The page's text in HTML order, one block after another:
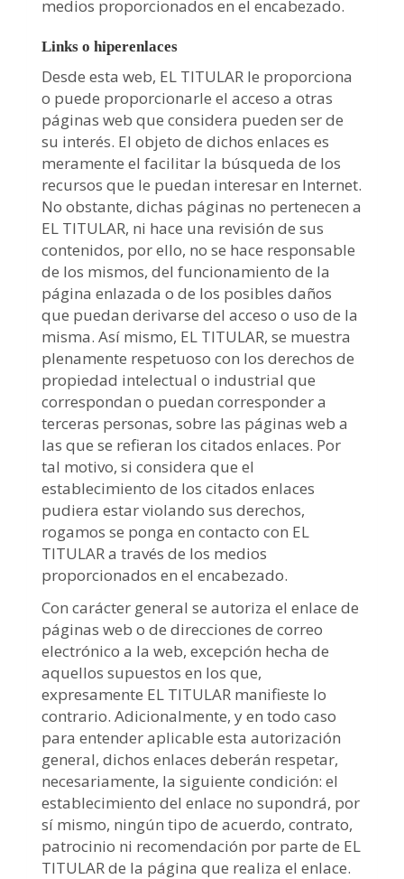
medios proporcionados en el encabezado.
Links o hiperenlaces
Desde esta web, EL TITULAR le proporciona
o puede proporcionarle el acceso a otras
páginas web que considera pueden ser de
su interés. El objeto de dichos enlaces es
meramente el facilitar la búsqueda de los
recursos que le puedan interesar en Internet.
No obstante, dichas páginas no pertenecen a
EL TITULAR, ni hace una revisión de sus
contenidos, por ello, no se hace responsable
de los mismos, del funcionamiento de la
página enlazada o de los posibles daños
que puedan derivarse del acceso o uso de la
misma. Así mismo, EL TITULAR, se muestra
plenamente respetuoso con los derechos de
propiedad intelectual o industrial que
correspondan o puedan corresponder a
terceras personas, sobre las páginas web a
las que se refieran los citados enlaces. Por
tal motivo, si considera que el
establecimiento de los citados enlaces
pudiera estar violando sus derechos,
rogamos se ponga en contacto con EL
TITULAR a través de los medios
proporcionados en el encabezado.
Con carácter general se autoriza el enlace de
páginas web o de direcciones de correo
electrónico a la web, excepción hecha de
aquellos supuestos en los que,
expresamente EL TITULAR manifieste lo
contrario. Adicionalmente, y en todo caso
para entender aplicable esta autorización
general, dichos enlaces deberán respetar,
necesariamente, la siguiente condición: el
establecimiento del enlace no supondrá, por
sí mismo, ningún tipo de acuerdo, contrato,
patrocinio ni recomendación por parte de EL
TITULAR de la página que realiza el enlace.